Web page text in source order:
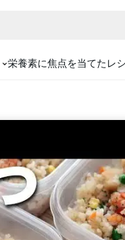
栄養素に焦点を当てたレ